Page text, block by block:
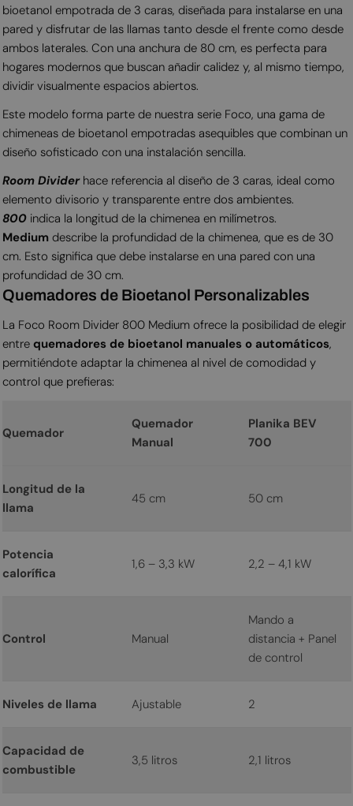
bioetanol empotrada de 3 caras, diseñada para instalarse en una
pared y disfrutar de las llamas tanto desde el frente como desde
ambos laterales. Con una anchura de 80 cm, es perfecta para
hogares modernos que buscan añadir calidez y, al mismo tiempo,
dividir visualmente espacios abiertos.
Este modelo forma parte de nuestra serie Foco, una gama de
chimeneas de bioetanol empotradas asequibles que combinan un
diseño sofisticado con una instalación sencilla.
Room Dividerhace referencia al diseño de 3 caras, ideal como
elemento divisorio y transparente entre dos ambientes.
800indica la longitud de la chimenea en milímetros.
Mediumdescribe la profundidad de la chimenea, que es de 30
cm. Esto significa que debe instalarse en una pared con una
profundidad de 30 cm.
Quemadores de Bioetanol Personalizables
La Foco Room Divider 800 Medium ofrece la posibilidad de elegir
entre quemadores de bioetanol manuales o automáticos,
permitiéndote adaptar la chimenea al nivel de comodidad y
control que prefieras:
Quemador
Quemador
Manual
Planika BEV
700
Longitud de la
llama
45 cm 50 cm
Potencia
calorífica
1,6 – 3,3 kW 2,2 – 4,1 kW
Control Manual
Mando a
distancia + Panel
de control
Niveles de llama Ajustable 2
Capacidad de
combustible
3,5 litros 2,1 litros